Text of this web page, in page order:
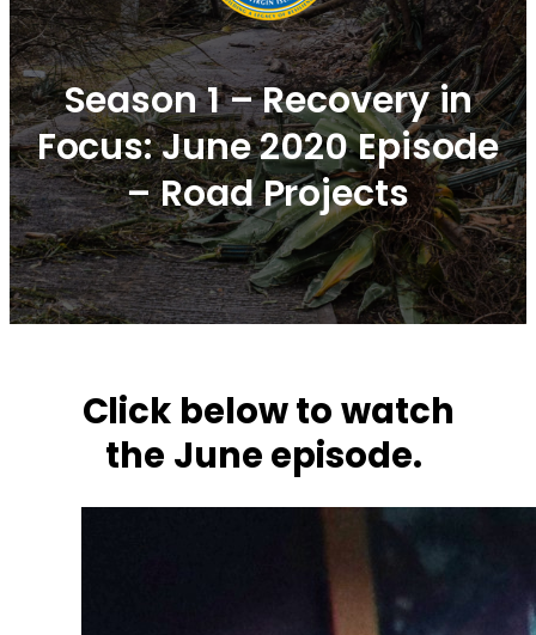
Season 1 – Recovery in
Focus: June 2020 Episode
– Road Projects
Click below to watch
the June episode.